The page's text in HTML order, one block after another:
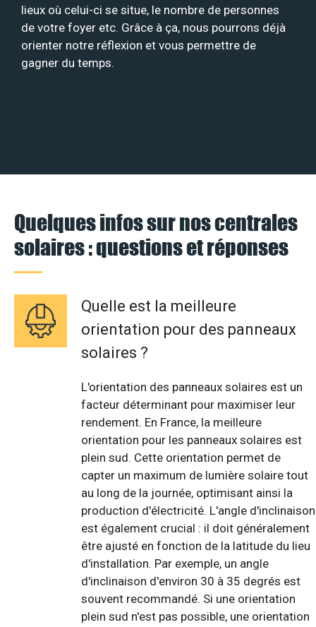
lieux où celui-ci se situe, le nombre de personnes
de votre foyer etc. Grâce à ça, nous pourrons déjà
orienter notre réflexion et vous permettre de
gagner du temps.
Quelques infos sur nos centrales
solaires : questions et réponses
Quelle est la meilleure
orientation pour des panneaux
solaires ?
L'orientation des panneaux solaires est un
facteur déterminant pour maximiser leur
rendement. En France, la meilleure
orientation pour les panneaux solaires est
plein sud. Cette orientation permet de
capter un maximum de lumière solaire tout
au long de la journée, optimisant ainsi la
production d'électricité. L'angle d'inclinaison
est également crucial : il doit généralement
être ajusté en fonction de la latitude du lieu
d'installation. Par exemple, un angle
d'inclinaison d'environ 30 à 35 degrés est
souvent recommandé. Si une orientation
plein sud n'est pas possible, une orientation